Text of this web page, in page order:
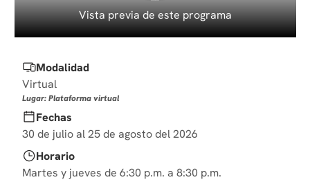
10. diseño Vista previa de este programa
Modalidad
Virtual
Lugar: Plataforma virtual
Fechas
30 de julio al 25 de agosto del 2026
Horario
Martes y jueves de 6:30 p.m. a 8:30 p.m.